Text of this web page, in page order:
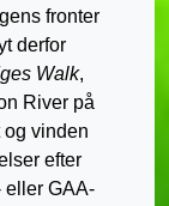
fronter
derfor
Walk,
River på
og vinden
efter
eller GAA-